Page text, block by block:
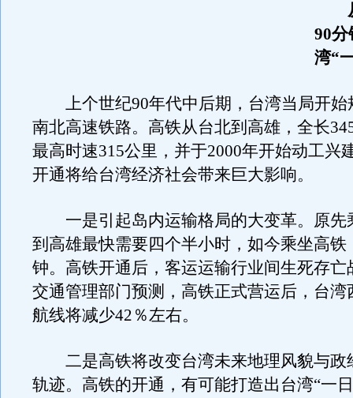
90分
湾“
上个世纪90年代中后期，台湾当局开始
南北高速铁路。高铁从台北到高雄，全长
最高时速315公里，并于2000年开始动工兴
开通将给台湾经济社会带来巨大影响。
一是引起岛内运输格局的大变革。原先
到高雄最快需要四个半小时，如今乘坐高铁
钟。高铁开通后，客运运输行业间生死存亡
交通管理部门预测，高铁正式营运后，台湾
航线将减少42％左右。
二是高铁将改变台湾未来地理风貌与政
轨迹。高铁的开通，有可能打造出台湾“一